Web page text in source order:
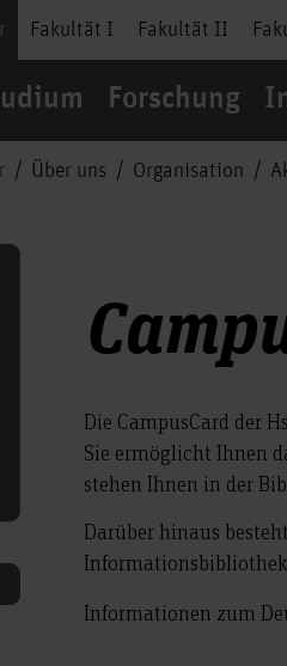
Fakultät I Fakultät II
Forschung
Über uns Organisation
Die CampusCard der
Sie ermöglicht Ihnen
stehen Ihnen in der
Darüber hinaus
Informationen zum